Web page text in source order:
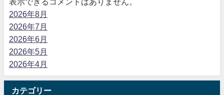
2026年8月
2026年7月
2026年6月
2026年5月
2026年4月
カテゴリー